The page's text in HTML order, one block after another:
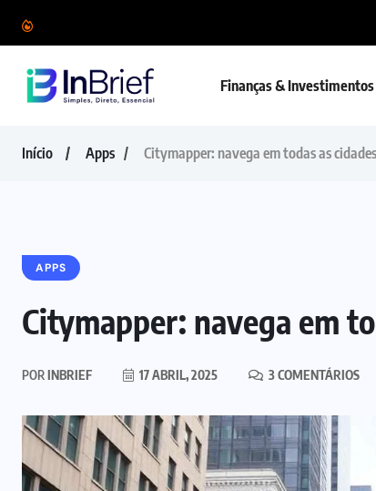
Finanças & Investimentos
Início Apps Citymapper: navega em todas as
APPS
Citymapper: navega em
PORINBRIEF 17 ABRIL, 2025 3 COMENTÁRIOS